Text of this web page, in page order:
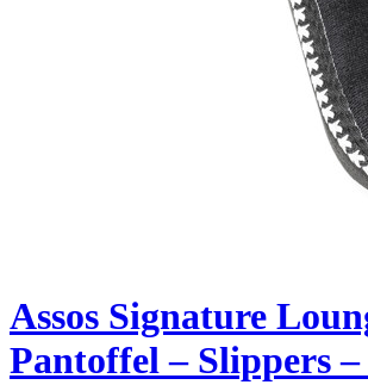
Assos Signature
Pantoffel – Slippers